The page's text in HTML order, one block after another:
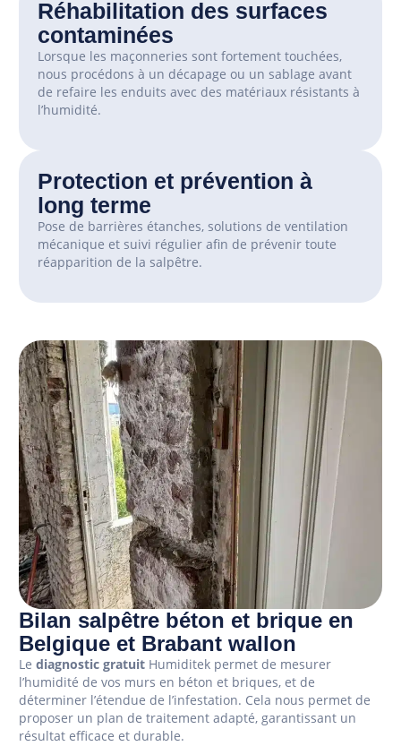
Réhabilitation des surfaces
contaminées
Lorsque les maçonneries sont fortement touchées,
nous procédons à un décapage ou un sablage avant
de refaire les enduits avec des matériaux résistants à
l’humidité.
Protection et prévention à
long terme
Pose de barrières étanches, solutions de ventilation
mécanique et suivi régulier afin de prévenir toute
réapparition de la salpêtre.
Bilan salpêtre béton et brique en
Belgique et Brabant wallon
Le diagnostic gratuit Humiditek permet de mesurer
l’humidité de vos murs en béton et briques, et de
déterminer l’étendue de l’infestation. Cela nous permet de
proposer un plan de traitement adapté, garantissant un
résultat efficace et durable.